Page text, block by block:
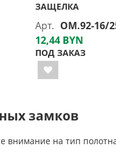
ЗАЩЕЛКА
Арт. OM.92-16/
12,44 BYN
ПОД ЗАКАЗ
замков
на тип